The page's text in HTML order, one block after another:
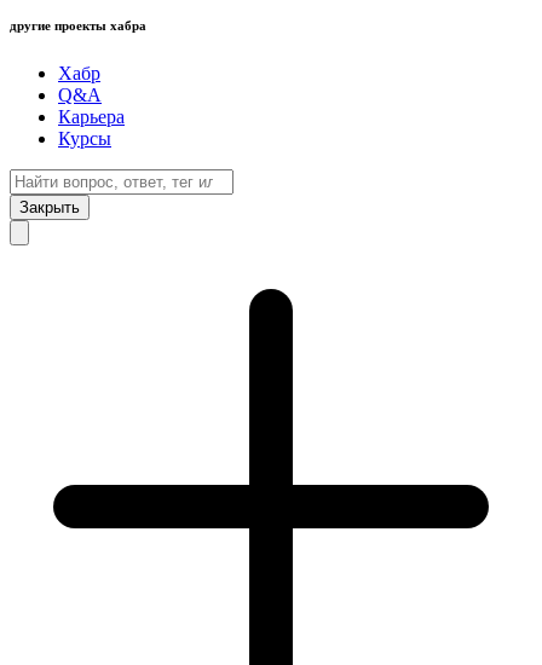
другие проекты хабра
Хабр
Q&A
Карьера
Курсы
Закрыть